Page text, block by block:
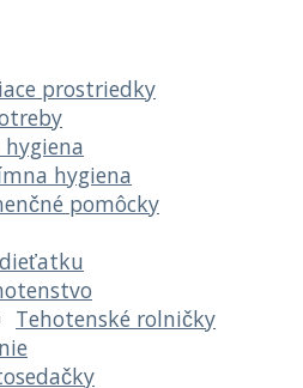
prostriedky
hygiena
hygiena
pomôcky
Tehotenské rolničky